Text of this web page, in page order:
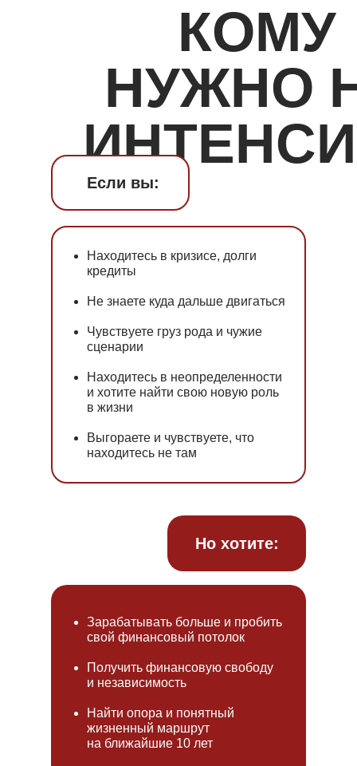
КОМУ
НУЖНО
Если вы:
Но хотите:
Зарабатывать больше и пробить
свой финансовый потолок
Получить финансовую свободу
и независимость
Найти опора и понятный
жизненный маршрут
на ближайшие 10 лет
Находитесь в кризисе, долги
кредиты
Не знаете куда дальше двигаться
Чувствуете груз рода и чужие
сценарии
Находитесь в неопределенности
и хотите найти свою новую роль
в жизни
Выгораете и чувствуете, что
находитесь не там